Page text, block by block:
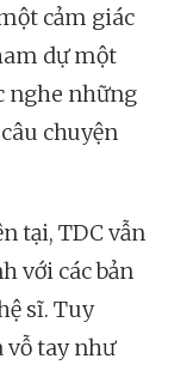
cảm giác
dự một
nghe những
chuyện
tại, TDC vẫn
với các bản
sĩ. Tuy
vỗ tay như